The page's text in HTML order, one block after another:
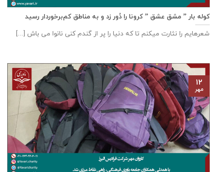
کوله بار ” مشق عشق ” کرونا را دُور زد و به مناطق کم‌برخوردار رسید
شعرهایم را نثارت میکنم تا که دنیا را پر از گندم کنی نانوا می باش [...]
۱۲
مهر